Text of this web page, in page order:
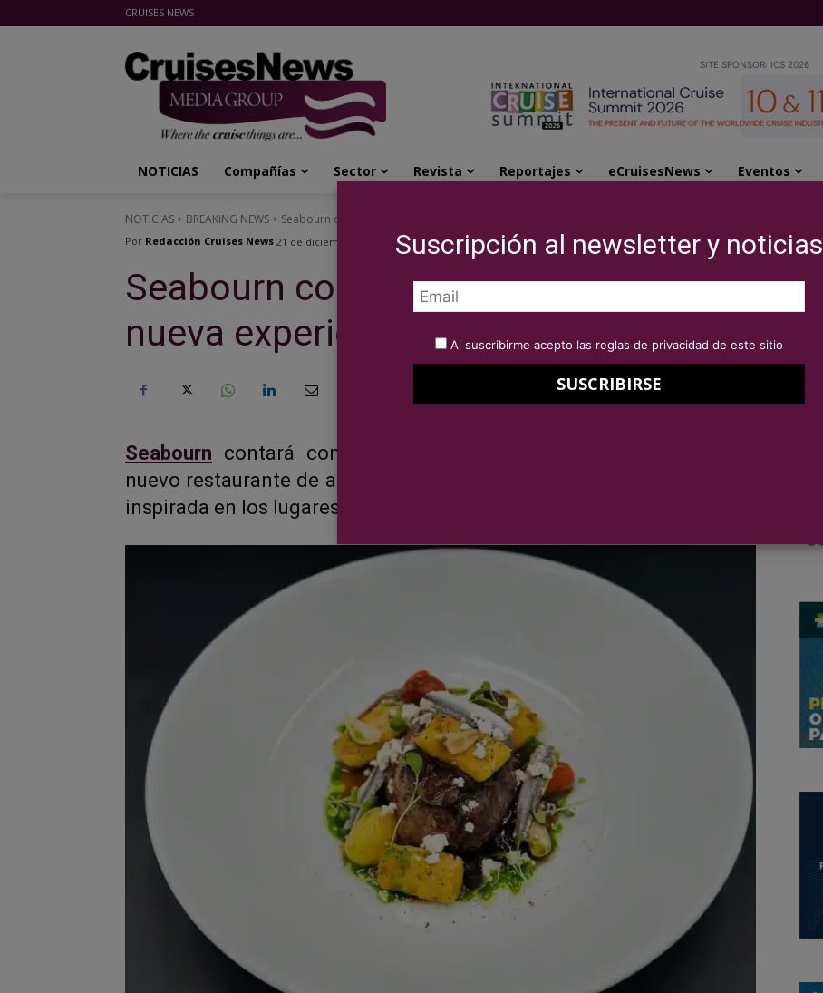
CRUISES NEWS
SITE SPONSOR: ICS 2026
NOTICIAS Compañías Sector Revista Reportajes eCruisesNews Eventos
NOTICIAS BREAKING NEWS Seabourn contará con "Solis", su nueva experiencia culinaria
Por Redacción Cruises News 21 de diciembre de 2023
Seabourn contará con «Solis», su
nueva experiencia culinaria
Seabourn contará con una nueva experiencia culinaria, Solis, un
nuevo restaurante de alta cocina que celebra la cocina mediterránea
inspirada en los lugares visitados por los buques de la compañía.
Suscripción al newsletter y noticias
Al suscribirme acepto las reglas de privacidad de este sitio